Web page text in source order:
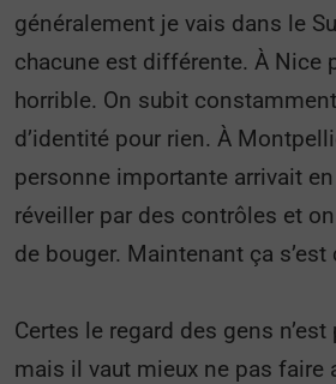
généralement je vais dans le
chacune est différente. À Nice
horrible. On subit
d’identité pour rien. À
personne importante arrivait
réveiller par des contrôles et
de bouger. Maintenant ça s’est
Certes le regard des gens n’est
mais il vaut mieux ne pas faire